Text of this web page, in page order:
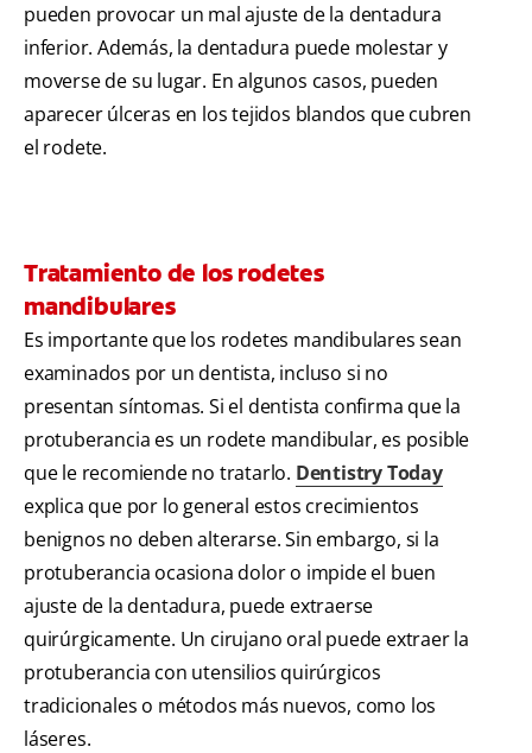
pueden provocar un mal ajuste de la dentadura
inferior. Además, la dentadura puede molestar y
moverse de su lugar. En algunos casos, pueden
aparecer úlceras en los tejidos blandos que cubren
el rodete.
Tratamiento de los rodetes
mandibulares
Es importante que los rodetes mandibulares sean
examinados por un dentista, incluso si no
presentan síntomas. Si el dentista confirma que la
protuberancia es un rodete mandibular, es posible
que le recomiende no tratarlo. Dentistry Today
explica que por lo general estos crecimientos
benignos no deben alterarse. Sin embargo, si la
protuberancia ocasiona dolor o impide el buen
ajuste de la dentadura, puede extraerse
quirúrgicamente. Un cirujano oral puede extraer la
protuberancia con utensilios quirúrgicos
tradicionales o métodos más nuevos, como los
láseres.